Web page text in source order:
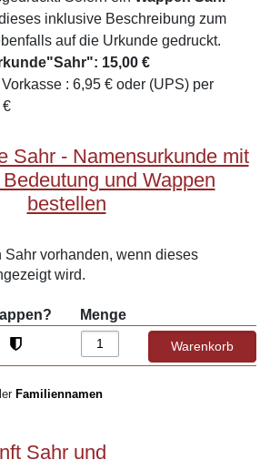
inklusive Beschreibung zum
auf die Urkunde gedruckt.
15,00 €
: 6,95 € oder (UPS) per
€
Sahr - Namensurkunde mit
und Wappen
bestellen
Sahr vorhanden, wenn dieses
wird.
Menge
Familiennamen
Sahr und